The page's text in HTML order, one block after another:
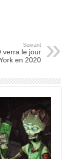
Suivant
verra le jour
en 2020